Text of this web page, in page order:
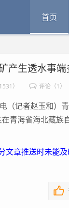
首页
产生透水事端
） 评论（1）
记者赵玉和）青
青海省海北藏族
文章推送时未能